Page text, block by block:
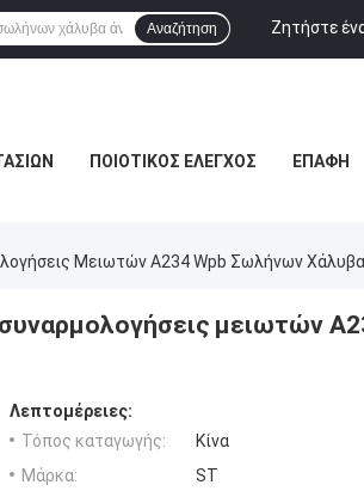
Ζητήστε
Αναζήτηση
ΠΟΙΟΤΙΚΌΣ ΈΛΕΓΧΟΣ ΕΠΑΦΉ
Μειωτών A234 Wpb Σωλήνων
μειωτών
Λεπτομέρειες:
Τόπος καταγωγής:
Κίνα
Μάρκα:
ST